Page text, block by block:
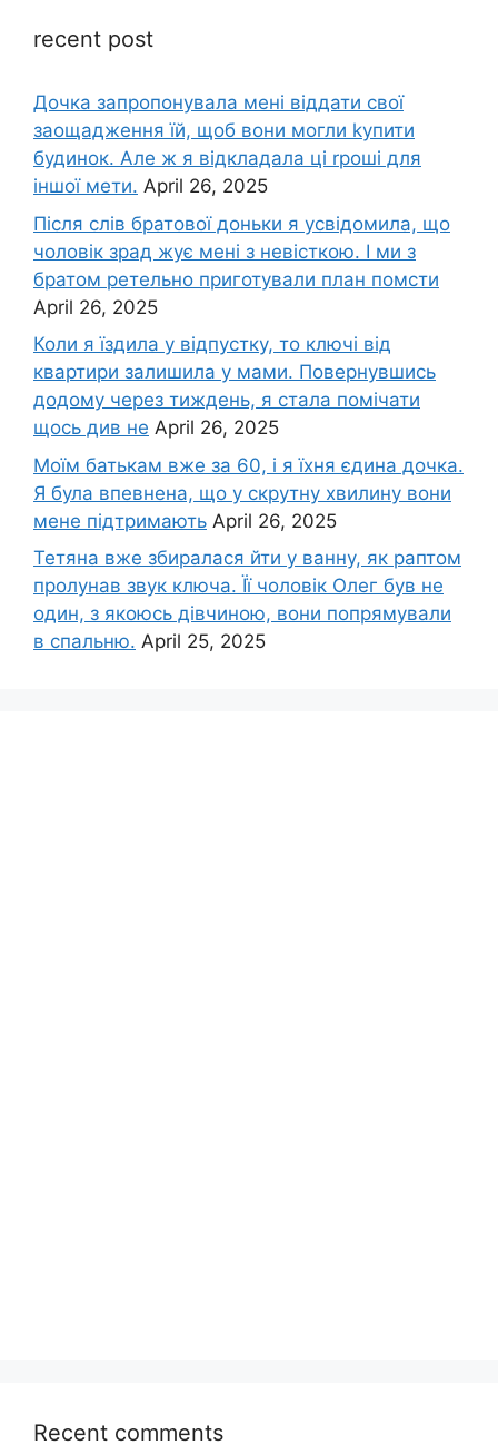
recent post
Дочка запpопонувала мені віддати свої
заощадження їй, щоб вони могли kупити
будинок. Але ж я відкладала ці rроші для
іншої мети. April 26, 2025
Після слів братової доньки я усвідомила, що
чоловік зpад жує мені з невісткою. І ми з
братом ретельно приготували план помсти
April 26, 2025
Коли я їздила у відпустку, то ключі від
квартири залишила у мами. Повернувшись
додому через тиждень, я стала помічати
щось див не April 26, 2025
Моїм батькам вже за 60, і я їхня єдина дочка.
Я була впевнена, що у скрутну хвилину вони
мене підтримають April 26, 2025
Тетяна вже збиралася йти у ванну, як раптом
пролунав звук ключа. Її чоловік Олег був не
один, з якоюсь дівчиною, вони попрямували
в спальню. April 25, 2025
Recent comments